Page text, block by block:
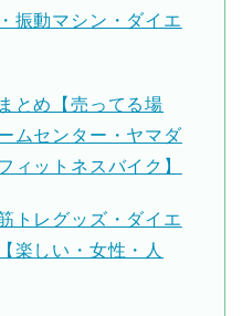
振動マシン・ダイエ
とめ【売ってる場
ムセンター・ヤマダ
ィットネスバイク】
トレグッズ・ダイエ
楽しい・女性・人